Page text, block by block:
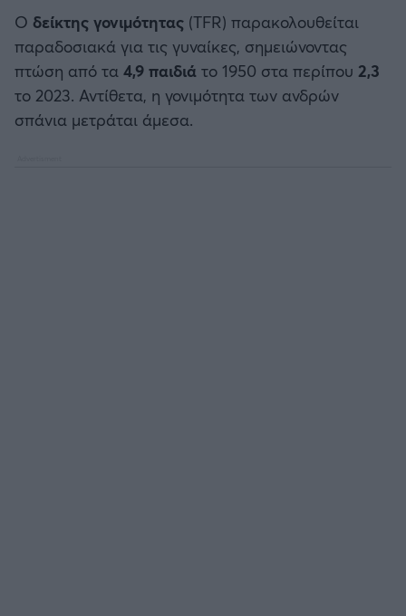
Λίβερπουλ
Τσέλσι
Ο δείκτης γονιμότητας (TFR) παρακολουθείται
παραδοσιακά για τις γυναίκες, σημειώνοντας
πτώση από τα 4,9 παιδιά το 1950 στα περίπου 2,3
το 2023. Αντίθετα, η γονιμότητα των ανδρών
σπάνια μετράται άμεσα.